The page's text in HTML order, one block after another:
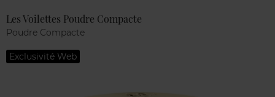
Les Voilettes Poudre Compacte
Poudre Compacte
Exclusivité Web